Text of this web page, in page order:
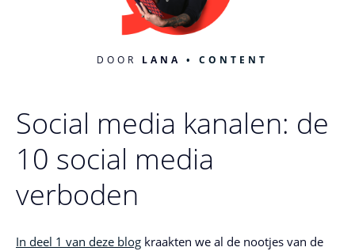
DOOR LANA CONTENT
Social media kanalen: de
10 social media
verboden
In deel 1 van deze blog kraakten we al de nootjes van de